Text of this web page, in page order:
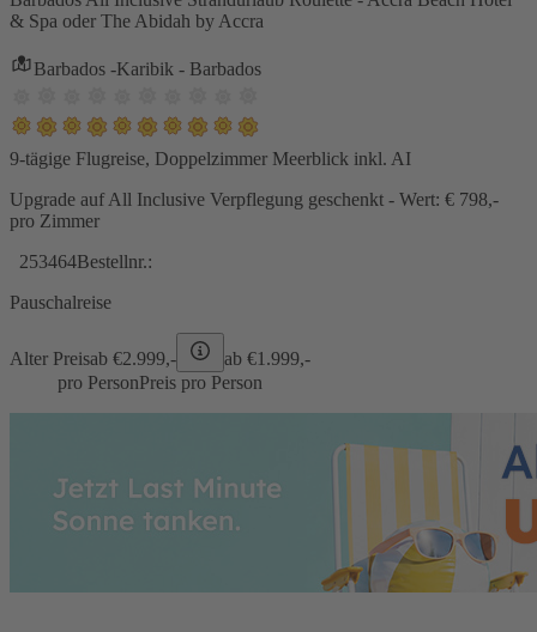
& Spa oder The Abidah by Accra
Barbados -Karibik - Barbados
9-tägige Flugreise, Doppelzimmer Meerblick inkl. AI
Upgrade auf All Inclusive Verpflegung geschenkt - Wert: € 798,-
pro Zimmer
253464Bestellnr.:
Pauschalreise
Alter Preisab €2.999,- ab €1.999,-
pro PersonPreis pro Person